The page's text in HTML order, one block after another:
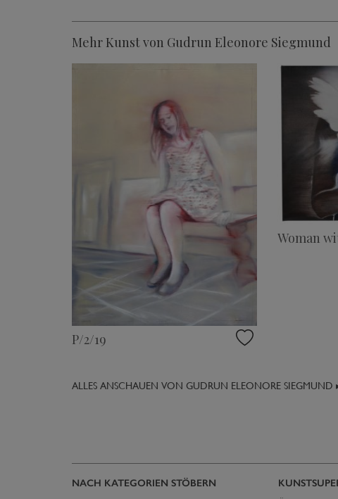
Mehr Kunst von Gudrun Eleonore Siegmund
P/2/19
Woman
ALLES ANSCHAUEN VON GUDRUN ELEONORE SIEGMUND
NACH KATEGORIEN STÖBERN